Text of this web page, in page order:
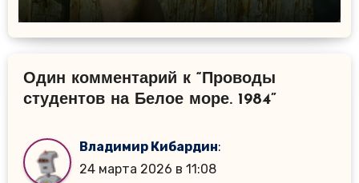
Один комментарий к “Проводы
студентов на Белое море. 1984”
Владимир Кибардин:
24 марта 2026 в 11:08